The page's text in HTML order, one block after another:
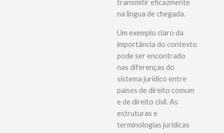
contexto e de o
transmitir eficazmente
na língua de chegada.
Um exemplo claro da
importância do contexto
pode ser encontrado
nas diferenças do
sistema jurídico entre
países de direito comum
e de direito civil. As
estruturas e